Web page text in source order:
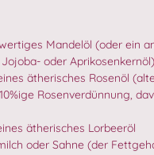
Mandelöl (oder ein
oder Aprikosenkernöl)
ätherisches Rosenöl
Rosenverdünnung,
ätherisches Lorbeeröl
oder Sahne (der